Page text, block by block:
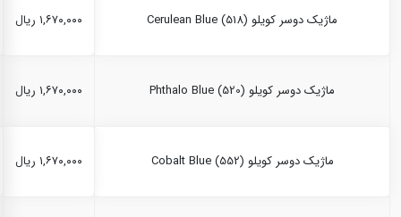
ماژیک دوسر کویلو Cerulean Blue (518) ۱,۶۷۰,۰۰۰ ریال
ماژیک دوسر کویلو Phthalo Blue (520) ۱,۶۷۰,۰۰۰ ریال
ماژیک دوسر کویلو Cobalt Blue (552) ۱,۶۷۰,۰۰۰ ریال